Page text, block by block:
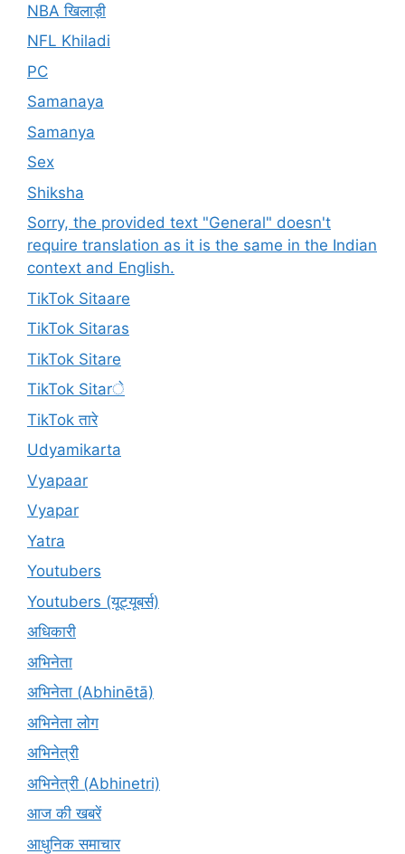
NBA खिलाड़ी
NFL Khiladi
PC
Samanaya
Samanya
Sex
Shiksha
Sorry, the provided text "General" doesn't
require translation as it is the same in the Indian
context and English.
TikTok Sitaare
TikTok Sitaras
TikTok Sitare
TikTok Sitarे
TikTok तारे
Udyamikarta
Vyapaar
Vyapar
Yatra
Youtubers
Youtubers (यूट्यूबर्स)
अधिकारी
अभिनेता
अभिनेता (Abhinētā)
अभिनेता लोग
अभिनेत्री
अभिनेत्री (Abhinetri)
आज की खबरें
आधुनिक समाचार